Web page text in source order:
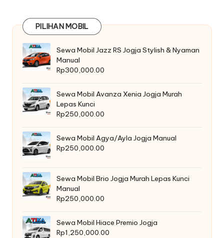
c
e
b
o
o
k
a
ts
A
p
p
ar
e
PILIHAN MOBIL
Sewa Mobil Jazz RS Jogja Stylish & Nyaman
Manual
Rp300,000.00
Sewa Mobil Avanza Xenia Jogja Murah
Lepas Kunci
Rp250,000.00
Sewa Mobil Agya/Ayla Jogja Manual
Rp250,000.00
Sewa Mobil Brio Jogja Murah Lepas Kunci
Manual
Rp250,000.00
Sewa Mobil Hiace Premio Jogja
Rp1,250,000.00